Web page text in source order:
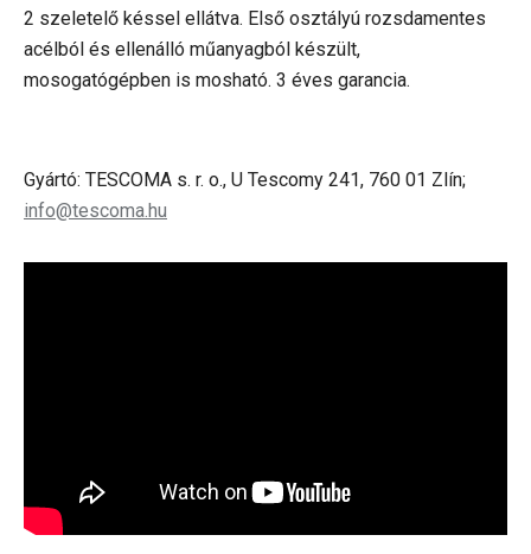
2 szeletelő késsel ellátva. Első osztályú rozsdamentes
acélból és ellenálló műanyagból készült,
mosogatógépben is mosható. 3 éves garancia.
Gyártó: TESCOMA s. r. o., U Tescomy 241, 760 01 Zlín;
info@tescoma.hu